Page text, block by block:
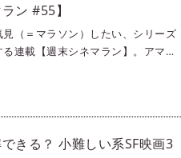
ン #55】
（＝マラソン）したい、シリーズ
連載【週末シネマラン】。アマプ
singles編集部メンバーが各々おす
画や鬱映画が大好物な筆者 紺野ミ
を3本ずつ紹介します！
きる？ 小難しい系SF映画3